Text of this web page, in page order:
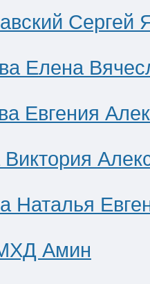
Сергей
Елена
Евгения
Наталья
Амин